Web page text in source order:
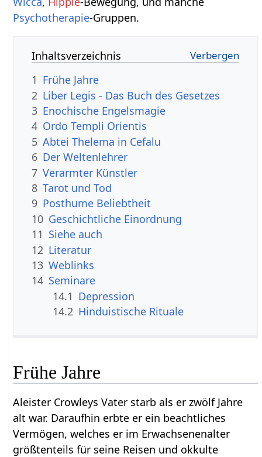
Psychotherapie-Gruppen.
Inhaltsverzeichnis
1 Frühe Jahre
2 Liber Legis - Das Buch des Gesetzes
3 Enochische Engelsmagie
4 Ordo Templi Orientis
5 Abtei Thelema in Cefalu
6 Der Weltenlehrer
7 Verarmter Künstler
8 Tarot und Tod
9 Posthume Beliebtheit
10 Geschichtliche Einordnung
11 Siehe auch
12 Literatur
13 Weblinks
14 Seminare
14.1 Depression
14.2 Hinduistische Rituale
Frühe Jahre
Aleister Crowleys Vater starb als er zwölf Jahre
alt war. Daraufhin erbte er ein beachtliches
Vermögen, welches er im Erwachsenenalter
größtenteils für seine Reisen und okkulte